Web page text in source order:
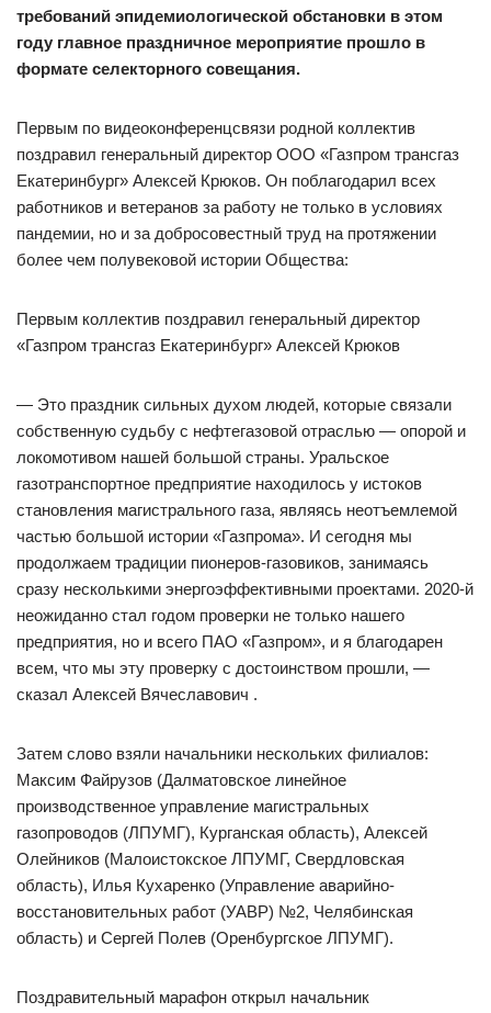
требований эпидемиологической обстановки в этом
году главное праздничное мероприятие прошло в
формате селекторного совещания.
Первым по видеоконференцсвязи родной коллектив
поздравил генеральный директор ООО «Газпром трансгаз
Екатеринбург» Алексей Крюков. Он поблагодарил всех
работников и ветеранов за работу не только в условиях
пандемии, но и за добросовестный труд на протяжении
более чем полувековой истории Общества:
Первым коллектив поздравил генеральный директор
«Газпром трансгаз Екатеринбург» Алексей Крюков
— Это праздник сильных духом людей, которые связали
собственную судьбу с нефтегазовой отраслью — опорой и
локомотивом нашей большой страны. Уральское
газотранспортное предприятие находилось у истоков
становления магистрального газа, являясь неотъемлемой
частью большой истории «Газпрома». И сегодня мы
продолжаем традиции пионеров-газовиков, занимаясь
сразу несколькими энергоэффективными проектами. 2020-й
неожиданно стал годом проверки не только нашего
предприятия, но и всего ПАО «Газпром», и я благодарен
всем, что мы эту проверку с достоинством прошли, —
сказал Алексей Вячеславович .
Затем слово взяли начальники нескольких филиалов:
Максим Файрузов (Далматовское линейное
производственное управление магистральных
газопроводов (ЛПУМГ), Курганская область), Алексей
Олейников (Малоистокское ЛПУМГ, Свердловская
область), Илья Кухаренко (Управление аварийно-
восстановительных работ (УАВР) №2, Челябинская
область) и Сергей Полев (Оренбургское ЛПУМГ).
Поздравительный марафон открыл начальник